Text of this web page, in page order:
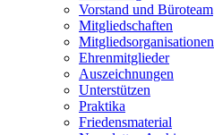
Vorstand und Büroteam
Mitgliedschaften
Mitgliedsorganisationen
Ehrenmitglieder
Auszeichnungen
Unterstützen
Praktika
Friedensmaterial